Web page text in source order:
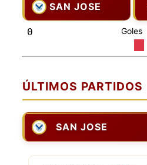
SAN JOSE
0 Goles
ÚLTIMOS PARTIDOS
SAN JOSE